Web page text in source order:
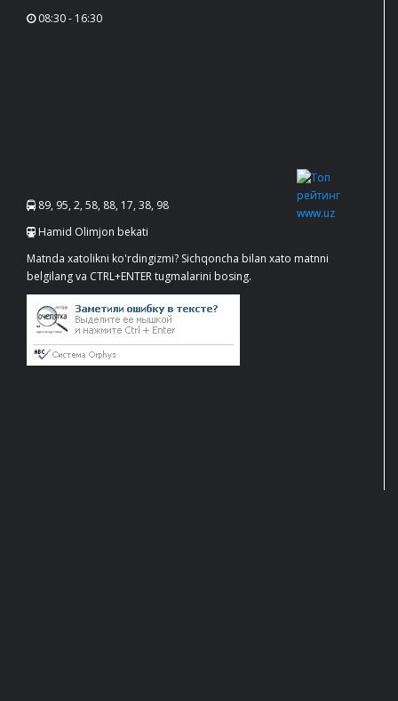
08:30 - 16:30
89, 95, 2, 58, 88, 17, 38, 98
Hamid Olimjon bekati
Matnda xatolikni ko'rdingizmi? Sichqoncha bilan xato matnni
belgilang va CTRL+ENTER tugmalarini bosing.